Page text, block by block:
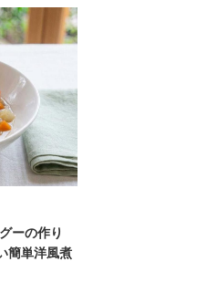
ーの作り
簡単洋風煮